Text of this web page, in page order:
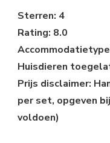
Sterren: 4
Rating: 8.0
Huisdieren
Prijs disclaimer:
per set, opgeven
voldoen)